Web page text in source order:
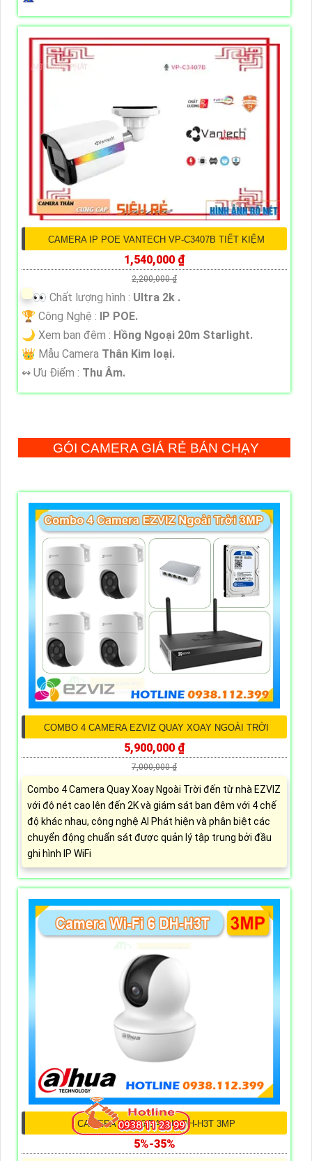
CAMERA IP POE VANTECH VP-C3407B TIẾT KIỆM
1,540,000 ₫
2,200,000 ₫
️👀 Chất lượng hình : Ultra 2k .
🏆 Công Nghệ : IP POE.
🌙 Xem ban đêm : Hồng Ngoại 20m Starlight.
👑 Mẫu Camera Thân Kim loại.
️↭ Ưu Điểm : Thu Âm.
GÓI CAMERA GIÁ RẺ BÁN CHẠY
COMBO 4 CAMERA EZVIZ QUAY XOAY NGOÀI TRỜI
5,900,000 ₫
7,000,000 ₫
Combo 4 Camera Quay Xoay Ngoài Trời đến từ nhà EZVIZ
với độ nét cao lên đến 2K và giám sát ban đêm với 4 chế
độ khác nhau, công nghệ AI Phát hiện và phân biệt các
chuyển động chuẩn sát được quản lý tập trung bởi đầu
ghi hình IP WiFi
CAMERA WIFI 6 DAHUA DH-H3T 3MP
5%-35%